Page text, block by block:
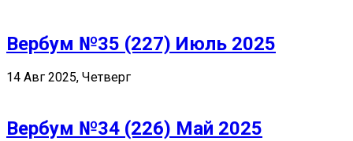
Вербум №35 (227) Июль 2025
14 Авг 2025, Четверг
Вербум №34 (226) Май 2025